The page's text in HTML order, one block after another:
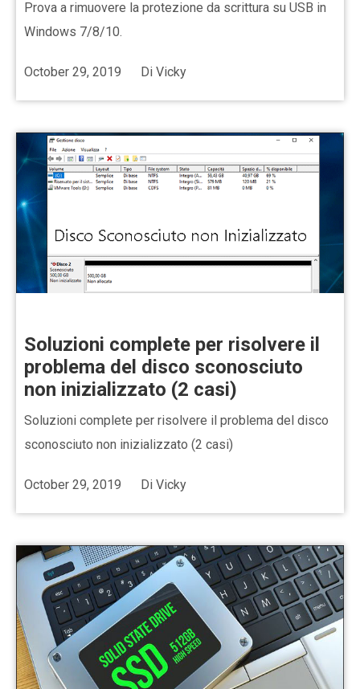
Prova a rimuovere la protezione da scrittura su USB in
Windows 7/8/10.
October 29, 2019 Di Vicky
Soluzioni complete per risolvere il
problema del disco sconosciuto
non inizializzato (2 casi)
Soluzioni complete per risolvere il problema del disco
sconosciuto non inizializzato (2 casi)
October 29, 2019 Di Vicky